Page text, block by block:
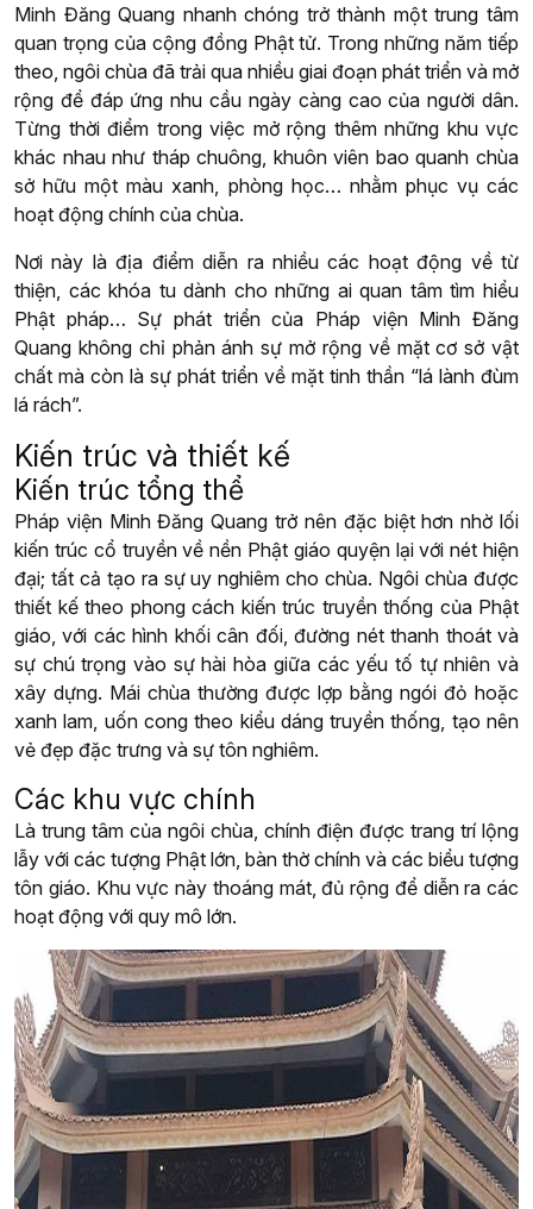
Minh Đăng Quang nhanh chóng trở thành một trung tâm
quan trọng của cộng đồng Phật tử. Trong những năm tiếp
theo, ngôi chùa đã trải qua nhiều giai đoạn phát triển và mở
rộng để đáp ứng nhu cầu ngày càng cao của người dân.
Từng thời điểm trong việc mở rộng thêm những khu vực
khác nhau như tháp chuông, khuôn viên bao quanh chùa
sở hữu một màu xanh, phòng học… nhằm phục vụ các
hoạt động chính của chùa.
Nơi này là địa điểm diễn ra nhiều các hoạt động về từ
thiện, các khóa tu dành cho những ai quan tâm tìm hiểu
Phật pháp… Sự phát triển của Pháp viện Minh Đăng
Quang không chỉ phản ánh sự mở rộng về mặt cơ sở vật
chất mà còn là sự phát triển về mặt tinh thần “lá lành đùm
lá rách”.
Kiến trúc và thiết kế
Kiến trúc tổng thể
Pháp viện Minh Đăng Quang trở nên đặc biệt hơn nhờ lối
kiến trúc cổ truyền về nền Phật giáo quyện lại với nét hiện
đại; tất cả tạo ra sự uy nghiêm cho chùa. Ngôi chùa được
thiết kế theo phong cách kiến trúc truyền thống của Phật
giáo, với các hình khối cân đối, đường nét thanh thoát và
sự chú trọng vào sự hài hòa giữa các yếu tố tự nhiên và
xây dựng. Mái chùa thường được lợp bằng ngói đỏ hoặc
xanh lam, uốn cong theo kiểu dáng truyền thống, tạo nên
vẻ đẹp đặc trưng và sự tôn nghiêm.
Các khu vực chính
Là trung tâm của ngôi chùa, chính điện được trang trí lộng
lẫy với các tượng Phật lớn, bàn thờ chính và các biểu tượng
tôn giáo. Khu vực này thoáng mát, đủ rộng để diễn ra các
hoạt động với quy mô lớn.